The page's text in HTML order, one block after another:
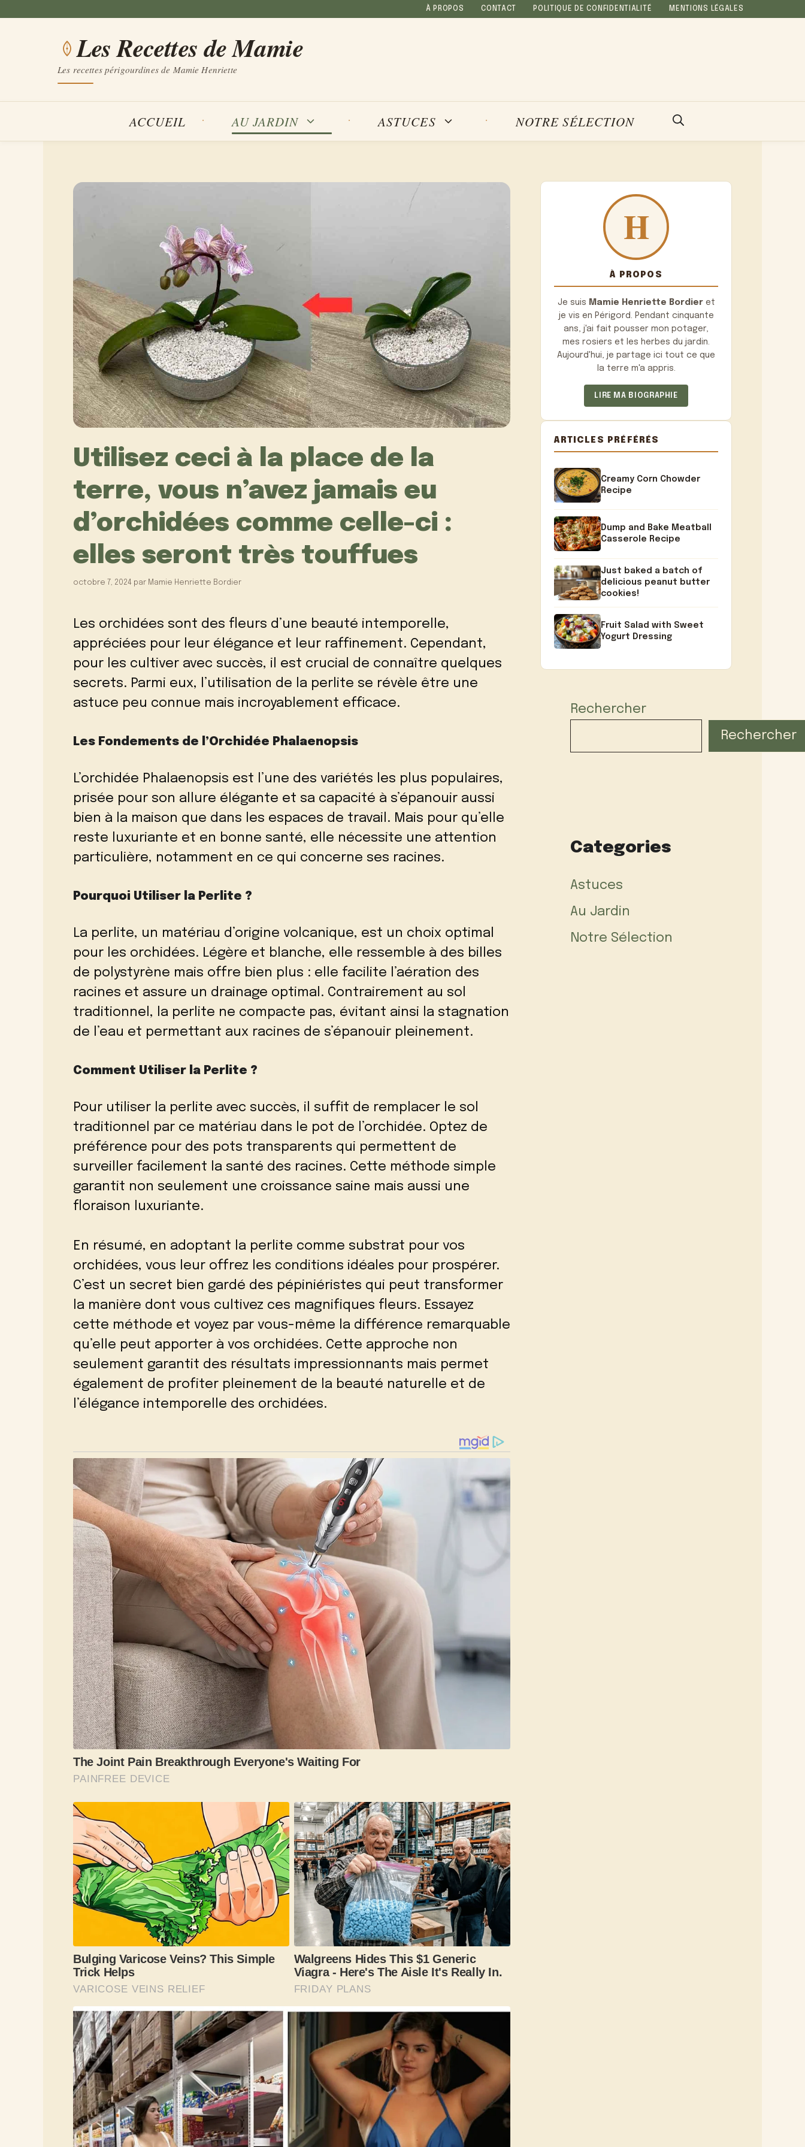
À PROPOS CONTACT POLITIQUE DE CONFIDENTIALITÉ MENTIONS LÉGALES
Les Recettes de Mamie
Les recettes périgourdines de Mamie Henriette
ACCUEIL AU JARDIN ASTUCES NOTRE SÉLECTION
Utilisez ceci à la place de la
terre, vous n’avez jamais eu
d’orchidées comme celle-ci :
elles seront très touffues
octobre 7, 2024 par Mamie Henriette Bordier
Les orchidées sont des fleurs d’une beauté intemporelle,
appréciées pour leur élégance et leur raffinement. Cependant,
pour les cultiver avec succès, il est crucial de connaître quelques
secrets. Parmi eux, l’utilisation de la perlite se révèle être une
astuce peu connue mais incroyablement efficace.
Les Fondements de l’Orchidée Phalaenopsis
L’orchidée Phalaenopsis est l’une des variétés les plus populaires,
prisée pour son allure élégante et sa capacité à s’épanouir aussi
bien à la maison que dans les espaces de travail. Mais pour qu’elle
reste luxuriante et en bonne santé, elle nécessite une attention
particulière, notamment en ce qui concerne ses racines.
Pourquoi Utiliser la Perlite ?
La perlite, un matériau d’origine volcanique, est un choix optimal
pour les orchidées. Légère et blanche, elle ressemble à des billes
de polystyrène mais offre bien plus : elle facilite l’aération des
racines et assure un drainage optimal. Contrairement au sol
traditionnel, la perlite ne compacte pas, évitant ainsi la stagnation
de l’eau et permettant aux racines de s’épanouir pleinement.
Comment Utiliser la Perlite ?
Pour utiliser la perlite avec succès, il suffit de remplacer le sol
traditionnel par ce matériau dans le pot de l’orchidée. Optez de
préférence pour des pots transparents qui permettent de
surveiller facilement la santé des racines. Cette méthode simple
garantit non seulement une croissance saine mais aussi une
floraison luxuriante.
En résumé, en adoptant la perlite comme substrat pour vos
orchidées, vous leur offrez les conditions idéales pour prospérer.
C’est un secret bien gardé des pépiniéristes qui peut transformer
la manière dont vous cultivez ces magnifiques fleurs. Essayez
cette méthode et voyez par vous-même la différence remarquable
qu’elle peut apporter à vos orchidées. Cette approche non
seulement garantit des résultats impressionnants mais permet
également de profiter pleinement de la beauté naturelle et de
l’élégance intemporelle des orchidées.
À PROPOS
Je suis Mamie Henriette Bordieret
je vis en Périgord. Pendant cinquante
ans, j'ai fait pousser mon potager,
mes rosiers et les herbes du jardin.
Aujourd'hui, je partage ici tout ce que
la terre m'a appris.
LIRE MA BIOGRAPHIE
ARTICLES PRÉFÉRÉS
Creamy Corn Chowder
Recipe
Dump and Bake Meatball
Casserole Recipe
Just baked a batch of
delicious peanut butter
cookies!
Fruit Salad with Sweet
Yogurt Dressing
Rechercher
Rechercher
Categories
Astuces
Au Jardin
Notre Sélection